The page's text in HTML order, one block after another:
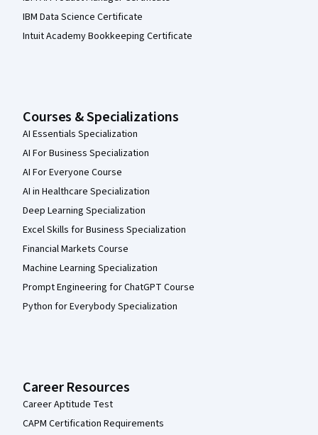
IBM Data Science Certificate
Intuit Academy Bookkeeping Certificate
Courses & Specializations
AI Essentials Specialization
AI For Business Specialization
AI For Everyone Course
AI in Healthcare Specialization
Deep Learning Specialization
Excel Skills for Business Specialization
Financial Markets Course
Machine Learning Specialization
Prompt Engineering for ChatGPT Course
Python for Everybody Specialization
Career Resources
Career Aptitude Test
CAPM Certification Requirements